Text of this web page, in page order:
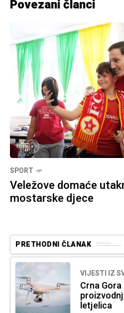
Povezani članci
SPORT
Veležove domaće
mostarske djece
PRETHODNI ČLANAK
VIJESTI IZ
Crna
letjelica